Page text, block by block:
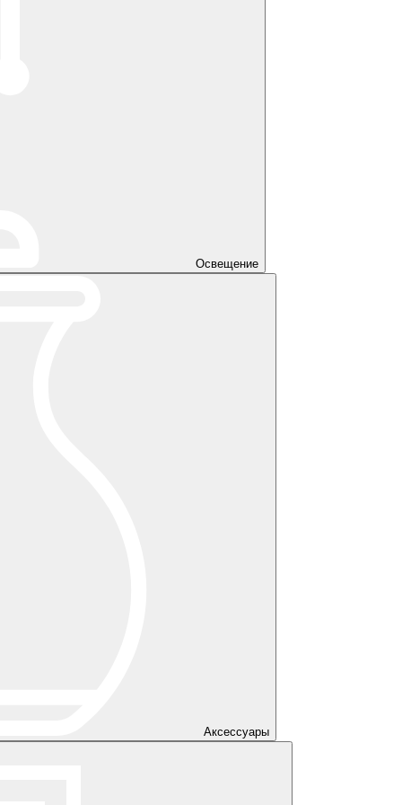
Освещение
Аксессуары